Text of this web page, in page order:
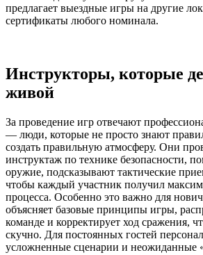
предлагает выездные игры на другие
сертификаты любого номинала.
Инструкторы, которые
живой
За проведение игр отвечают
— люди, которые не просто знают
создать правильную атмосферу. Они
инструктаж по технике безопасности,
оружие, подсказывают тактические
чтобы каждый участник получил
процесса. Особенно это важно для
объясняет базовые принципы игры,
команде и корректирует ход сражения,
скучно. Для постоянных гостей
усложненные сценарии и неожиданные